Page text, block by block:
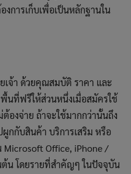
งการเก็บเพื่อเป็นหลักฐานใน
จ้า ด้วยคุณสมบัติ ราคา และ
ที่ฟรีให้ส่วนหนึ่งเมื่อสมัครใช้
ต้องจ่าย ถ้าจะใช้มากกว่านั้นถึง
ผูกกับสินค้า บริการเสริม หรือ
Microsoft Office, iPhone /
ต้น โดยรายที่สำคัญๆ ในปัจจุบัน